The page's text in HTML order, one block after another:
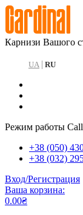
Карнизи Вашого
UA | RU
Режим работы
+38 (050)
+38 (032)
Вход/Регистрация
Ваша корзина:
0.00₴